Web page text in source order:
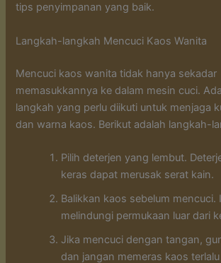
tips penyimpanan yang baik.
Langkah-langkah Mencuci Kaos Wanita
Mencuci kaos wanita tidak hanya sekadar
memasukkannya ke dalam mesin cuci.
langkah yang perlu diikuti untuk menjaga
dan warna kaos. Berikut adalah langkah-
Pilih deterjen yang lembut.
keras dapat merusak serat kain.
Balikkan kaos sebelum mencuci.
melindungi permukaan luar dari
Jika mencuci dengan tangan,
dan jangan memeras kaos